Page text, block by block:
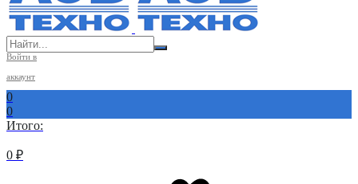
Войти в
аккаунт
0
0
Итого:
0 ₽